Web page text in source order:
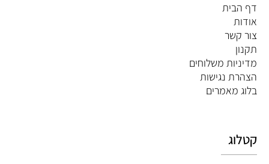
דף הבית
אודות
צור קשר
תקנון
מדיניות משלוחים
הצהרת נגישות
בלוג מאמרים
קטלוג